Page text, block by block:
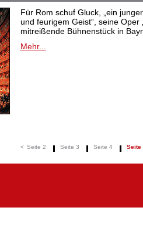
Für Rom schuf Gluck, „ein
und feurigem Geist“, seine Oper
mitreißende Bühnenstück in
Mehr...
< Seite 2 Seite 3 Seite 4 Seite